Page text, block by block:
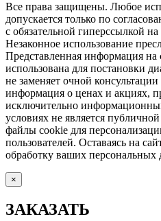
Все права защищены. Любое
допускается только по
с обязательной гиперссылкой на
Незаконное использование
Представленная информация на
использована для постановки
не заменяет очной
информация о ценах и акциях,
исключительно
условиях не является
файлы cookie для
пользователей. Оставаясь на
обработку ваших персональных
×
ЗАКАЗАТЬ